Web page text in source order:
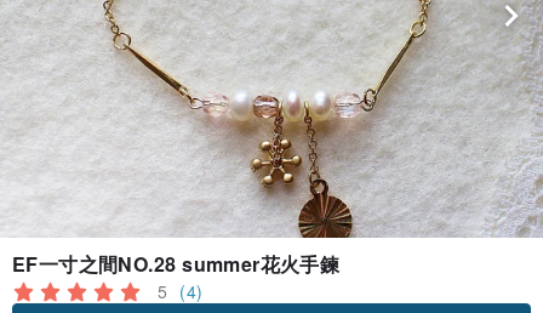
EF一寸之間NO.28 summer花火手鍊
5 (4)